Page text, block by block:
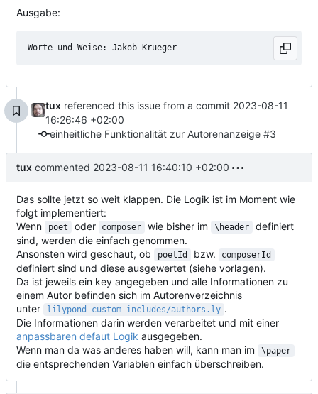
Ausgabe:
tux referenced this issue from a commit 2023-08-11
16:26:46 +02:00
einheitliche Funktionalität zur Autorenanzeige #3
tux commented 2023-08-11 16:40:10 +02:00
Das sollte jetzt so weit klappen. Die Logik ist im Moment wie
folgt implementiert:
Wenn
poet oder composer wie bisher im \header
definiert
sind, werden die einfach genommen.
Ansonsten wird geschaut, ob
poetId bzw. composerId
definiert sind und diese ausgewertet (siehe vorlagen).
Da ist jeweils ein key angegeben und alle Informationen zu
einem Autor befinden sich im Autorenverzeichnis
unter
lilypond-custom-includes/authors.ly .
Die Informationen darin werden verarbeitet und mit einer
anpassbaren defaut Logik ausgegeben.
Wenn man da was anderes haben will, kann man im
\paper
die entsprechenden Variablen einfach überschreiben.